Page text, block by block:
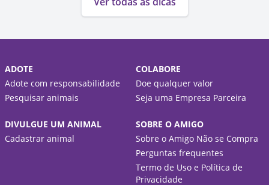
ADOTE
Adote com responsabilidade
Pesquisar animais
COLABORE
Doe qualquer valor
Seja uma Empresa Parceira
DIVULGUE UM ANIMAL
Cadastrar animal
SOBRE O AMIGO
Sobre o Amigo Não se Compra
Perguntas frequentes
Termo de Uso e Política de
Privacidade